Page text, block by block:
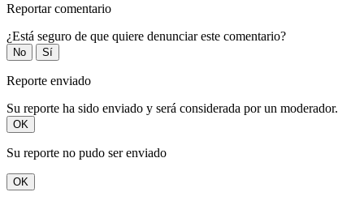
Reportar comentario
¿Está seguro de que quiere denunciar este comentario?
No Sí
Reporte enviado
Su reporte ha sido enviado y será considerada por un moderador.
OK
Su reporte no pudo ser enviado
OK